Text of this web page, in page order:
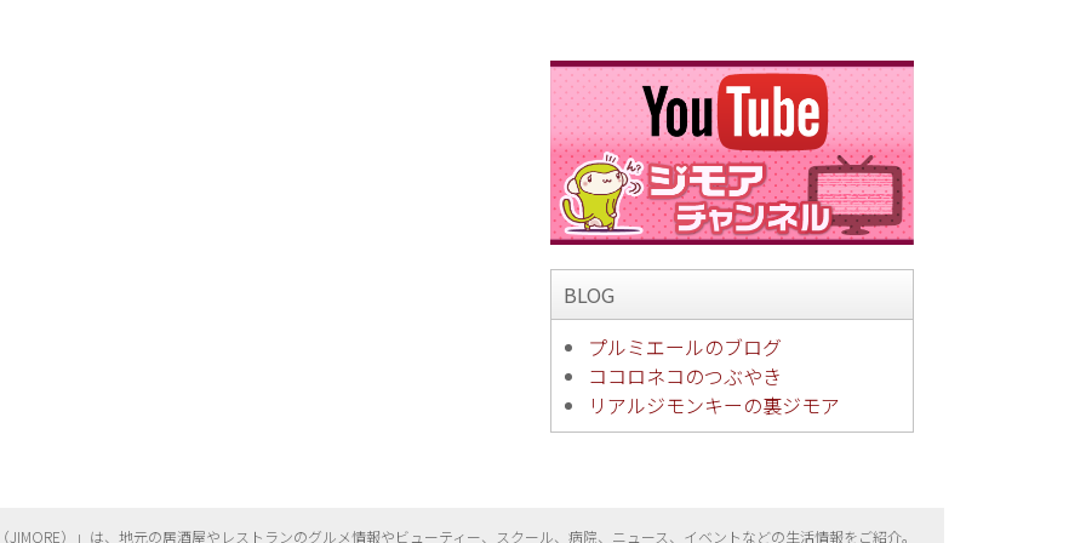
BLOG
プルミエールのブログ
ココロネコのつぶやき
リアルジモンキーの裏ジモア
JIMORE）」は、地元の居酒屋やレストランのグルメ情報やビューティー、 スクール、病院、ニュース、イベントなどの生活情報をご紹介。